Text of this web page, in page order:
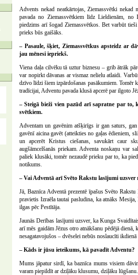
Advents nekad neatkārtojas, Ziemassvētki
pavada no Ziemassvētkiem līdz Lieldienām, no
piedzims arī šogad Ziemassvētkos. Bet varbūt
prieks būs gaišāks.
– Pasaule, šķiet, Ziemassvētkus apsteidz ar
jau mēnesi iepriekš.
Viena daļa cilvēku tā uztur biznesu – grib ātrāk
var nopirkt dāvanas ar vismaz nelielu atlaidi.
dzīvo līdzi šiem izpārdošanas pasākumiem. Tomēr
tradīcijai, Adventu pavada klusā apcerē par ilgoto
– Steigā bieži vien pazūd arī sapratne par to,
svētkiem.
Adventam un gavēnim atšķirīgs ir gan saturs,
gavēnī aicina gavēt (atteikties no gaļas ēdieniem,
un apcerēt Kristus ciešanas, savukārt caur
augšāmcelšanās priekam. Adventa noskaņu var
paliek klusāki, tomēr nezaudē prieku par to, ka
notikums.
– Vai Adventā arī Svēto Rakstu lasījumi
Jā, Baznīca Adventā prezentē īpašus Svēto
pravietis Izraēla tautai pasludina, ka atnāks
ilgas pēc Pestītāja.
Jaunās Derības lasījumi uzsver, ka Kunga
arī mēs gaidām Jēzus otro atnākšanu pēdējā
nesagatavojušos – dvēselei nebūs noslaucīti
– Kāds ir jūsu ieteikums, kā pavadīt Adventu?
Mums jāpatur sirdī, ka baznīca mums visiem
varam piepildīt ar dziļāku klusumu, dziļāku